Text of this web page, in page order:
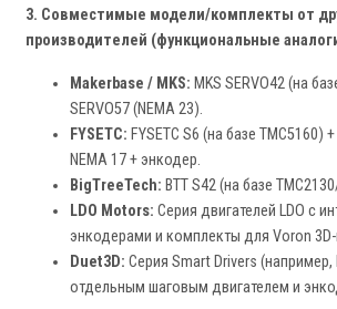
3. Совместимые модели/комплекты от
производителей (функциональные
Makerbase / MKS: MKS SERVO42 (на
SERVO57 (NEMA 23).
FYSETC: FYSETC S6 (на базе TMC5160)
NEMA 17 + энкодер.
BigTreeTech: BTT S42 (на базе
LDO Motors: Серия двигателей LDO с
энкодерами и комплекты для Voron 3D-
Duet3D: Серия Smart Drivers (например,
отдельным шаговым двигателем и